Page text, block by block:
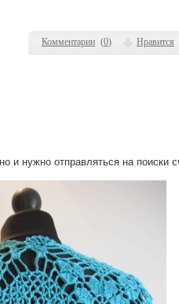
Комментарии (0) Нравится
и нужно отправляться на поиски